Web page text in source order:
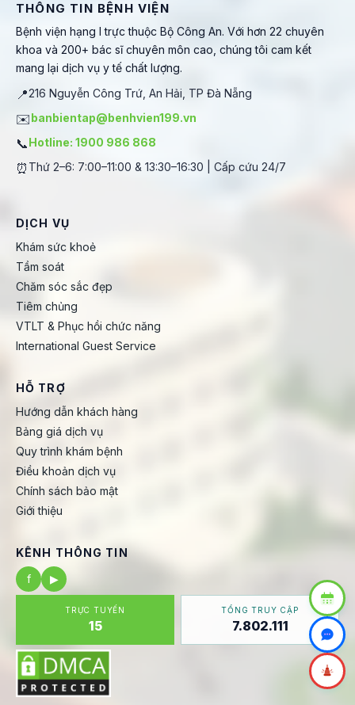
THÔNG TIN BỆNH VIỆN
Bệnh viện hạng I trực thuộc Bộ Công An. Với hơn 22 chuyên
khoa và 200+ bác sĩ chuyên môn cao, chúng tôi cam kết
mang lại dịch vụ y tế chất lượng.
📍216 Nguyễn Công Trứ, An Hải, TP Đà Nẵng
✉️banbientap@benhvien199.vn
📞Hotline: 1900 986 868
⏰ Thứ 2–6: 7:00–11:00 & 13:30–16:30 | Cấp cứu 24/7
DỊCH VỤ
Khám sức khoẻ
Tầm soát
Chăm sóc sắc đẹp
Tiêm chủng
VTLT & Phục hồi chức năng
International Guest Service
HỖ TRỢ
Hướng dẫn khách hàng
Bảng giá dịch vụ
Quy trình khám bệnh
Điều khoản dịch vụ
Chính sách bảo mật
Giới thiệu
KÊNH THÔNG TIN
f
▶
TRỰC TUYẾN
15
TỔNG TRUY CẬP
7.802.111